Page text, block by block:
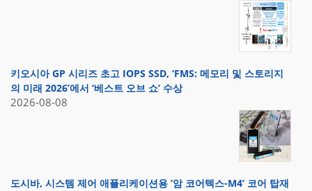
키오시아 GP 시리즈 초고 IOPS SSD, ‘FMS: 메모리 및 스토리지
의 미래 2026’에서 ‘베스트 오브 쇼’ 수상
2026-08-08
도시바, 시스템 제어 애플리케이션용 ‘암 코어텍스-M4’ 코어 탑재